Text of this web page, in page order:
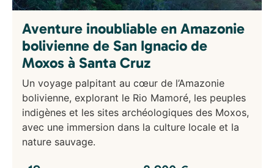
Aventure inoubliable en Amazonie
bolivienne de San Ignacio de
Moxos à Santa Cruz
Un voyage palpitant au cœur de l’Amazonie
bolivienne, explorant le Rio Mamoré, les peuples
indigènes et les sites archéologiques des Moxos,
avec une immersion dans la culture locale et la
nature sauvage.